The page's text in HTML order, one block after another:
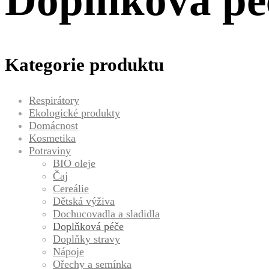
Kategorie produktu
Respirátory
Ekologické produkty
Domácnost
Kosmetika
Potraviny
BIO oleje
Čaj
Cereálie
Dětská výživa
Dochucovadla a sladidla
Doplňková péče
Doplňky stravy
Nápoje
Ořechy a semínka